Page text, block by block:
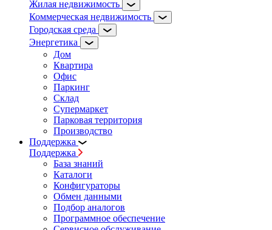
Жилая недвижимость
Коммерческая недвижимость
Городская среда
Энергетика
Дом
Квартира
Офис
Паркинг
Склад
Супермаркет
Парковая территория
Производство
Поддержка
Поддержка
База знаний
Каталоги
Конфигураторы
Обмен данными
Подбор аналогов
Программное обеспечение